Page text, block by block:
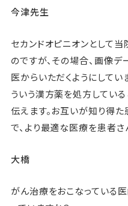
今津先生
セカンドオピニオンとして
のですが、その場合、画像
医からいただくようにしてい
ういう漢方薬を処方してい
伝えます。お互いが知り得
で、より最適な医療を患者さ
大橋
がん治療をおこなっている